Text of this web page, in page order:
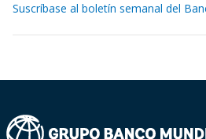
Suscríbase al boletín semanal del